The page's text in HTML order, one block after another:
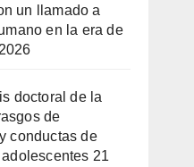
un llamado a
en la era de
doctoral de la
de
conductas de
21